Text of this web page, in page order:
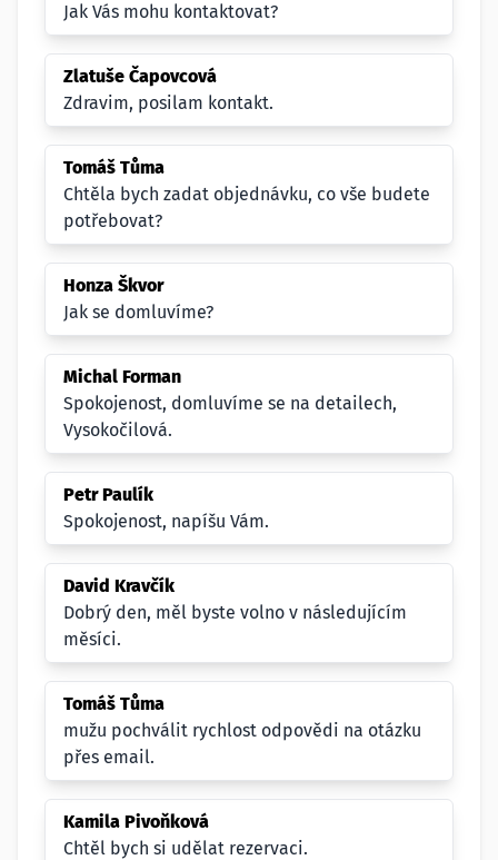
Jak Vás mohu kontaktovat?
Zlatuše Čapovcová
Zdravim, posilam kontakt.
Tomáš Tůma
Chtěla bych zadat objednávku, co vše budete
potřebovat?
Honza Škvor
Jak se domluvíme?
Michal Forman
Spokojenost, domluvíme se na detailech,
Vysokočilová.
Petr Paulík
Spokojenost, napíšu Vám.
David Kravčík
Dobrý den, měl byste volno v následujícím
měsíci.
Tomáš Tůma
mužu pochválit rychlost odpovědi na otázku
přes email.
Kamila Pivoňková
Chtěl bych si udělat rezervaci.